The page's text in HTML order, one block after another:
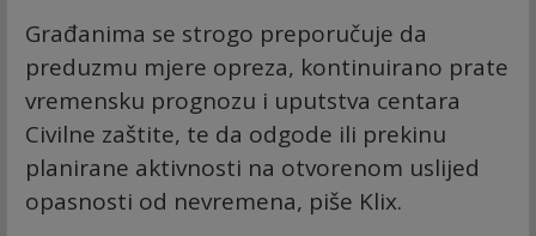
Građanima se strogo preporučuje da
preduzmu mjere opreza, kontinuirano prate
vremensku prognozu i uputstva centara
Civilne zaštite, te da odgode ili prekinu
planirane aktivnosti na otvorenom uslijed
opasnosti od nevremena, piše Klix.